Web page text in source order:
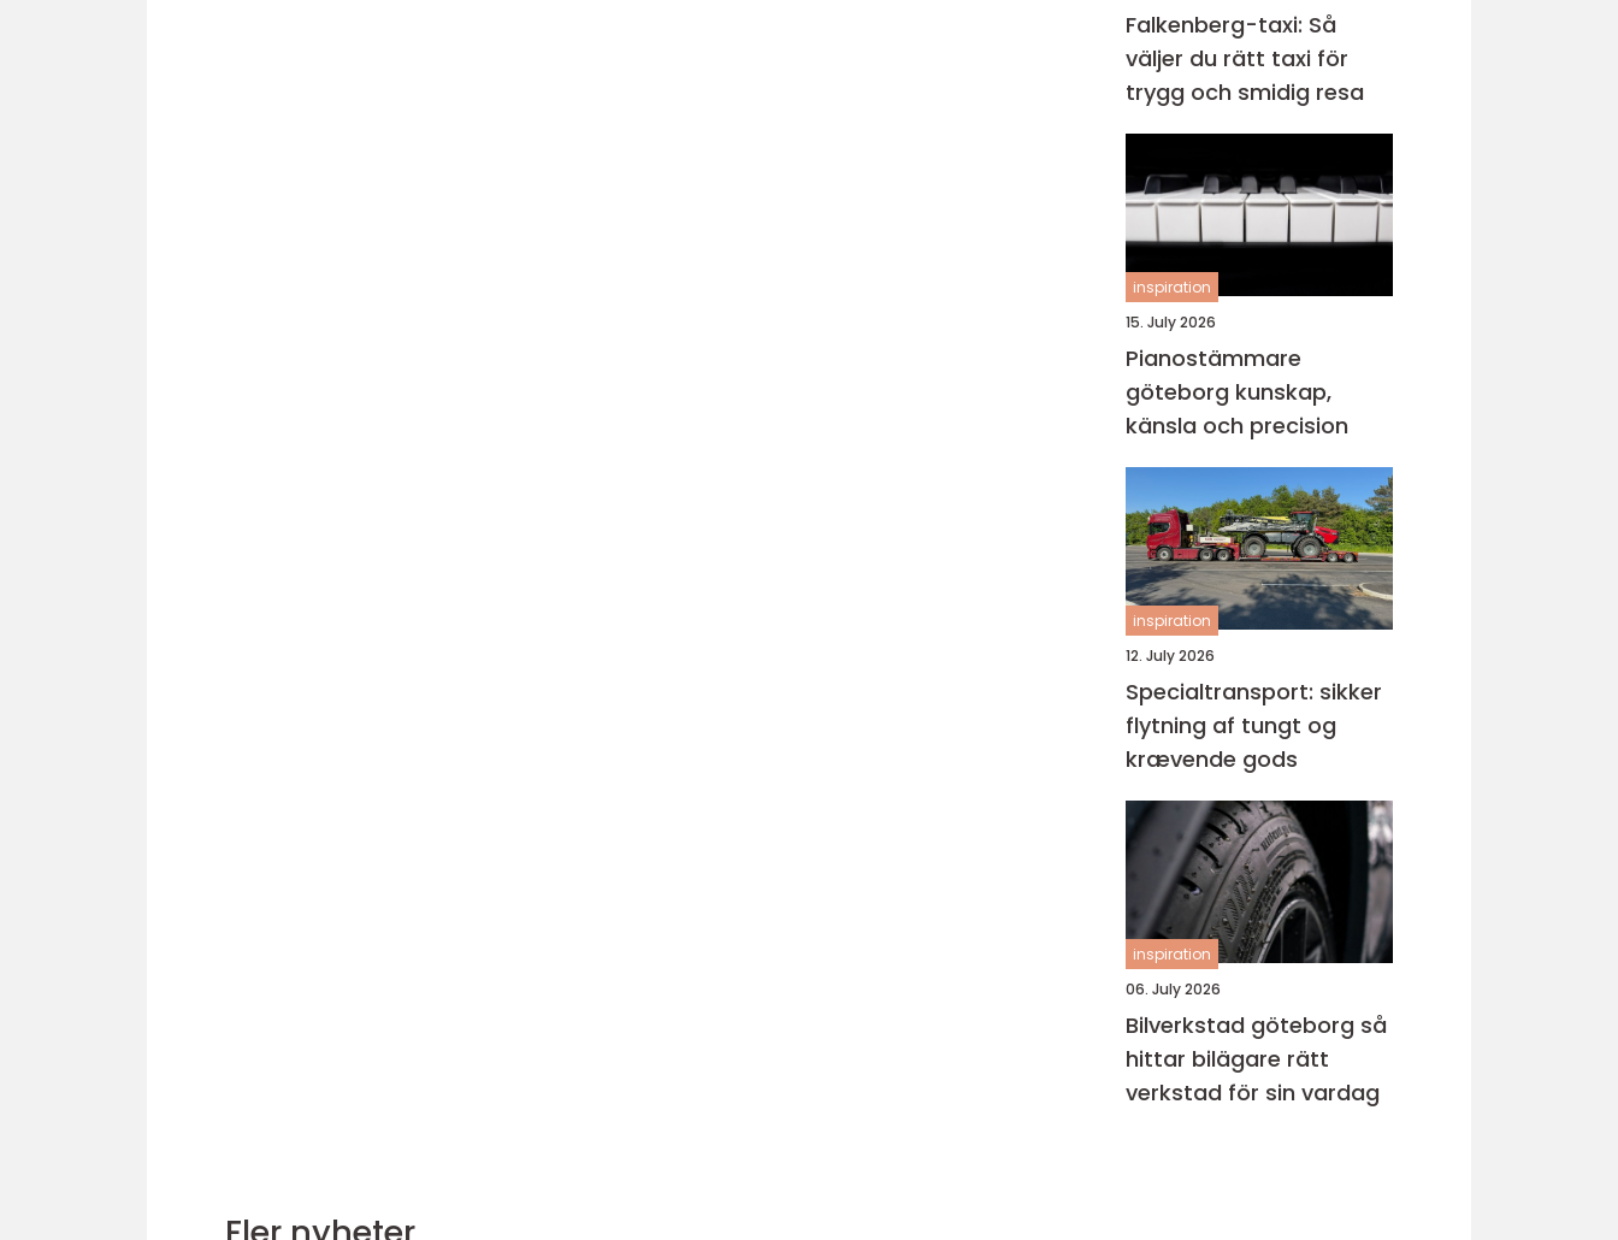
Falkenberg-taxi: Så
väljer du rätt taxi för
trygg och smidig resa
inspiration
15. July 2026
Pianostämmare
göteborg kunskap,
känsla och precision
inspiration
12. July 2026
Specialtransport: sikker
flytning af tungt og
krævende gods
inspiration
06. July 2026
Bilverkstad göteborg så
hittar bilägare rätt
verkstad för sin vardag